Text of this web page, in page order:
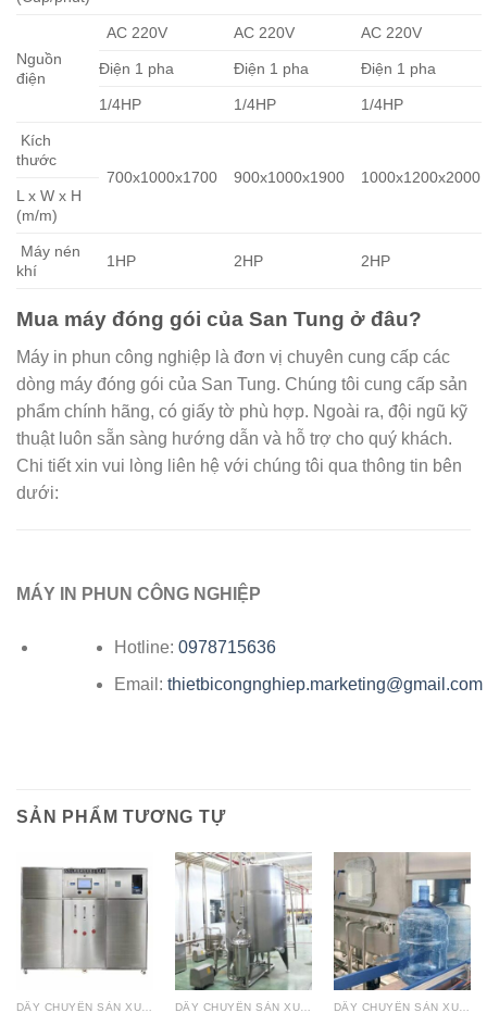
Nguồn
điện
AC 220V AC 220V AC 220V
Điện 1 pha Điện 1 pha Điện 1 pha
1/4HP 1/4HP 1/4HP
Kích
thước
700x1000x1700
900x1000x1900
1000x1200x2000
L x W x H
(m/m)
Máy nén
khí
1HP 2HP 2HP
Mua máy đóng gói của San Tung ở đâu?
Máy in phun công nghiệp là đơn vị chuyên cung cấp các
dòng máy đóng gói của San Tung. Chúng tôi cung cấp sản
phẩm chính hãng, có giấy tờ phù hợp. Ngoài ra, đội ngũ kỹ
thuật luôn sẵn sàng hướng dẫn và hỗ trợ cho quý khách.
Chi tiết xin vui lòng liên hệ với chúng tôi qua thông tin bên
dưới:
MÁY IN PHUN CÔNG NGHIỆP
Hotline: 0978715636
Email: thietbicongnghiep.marketing@gmail.com
SẢN PHẨM TƯƠNG TỰ
DÂY CHUYỀN SẢN XUẤT DÂY CHUYỀN SẢN XUẤT DÂY CHUYỀN SẢN XUẤT